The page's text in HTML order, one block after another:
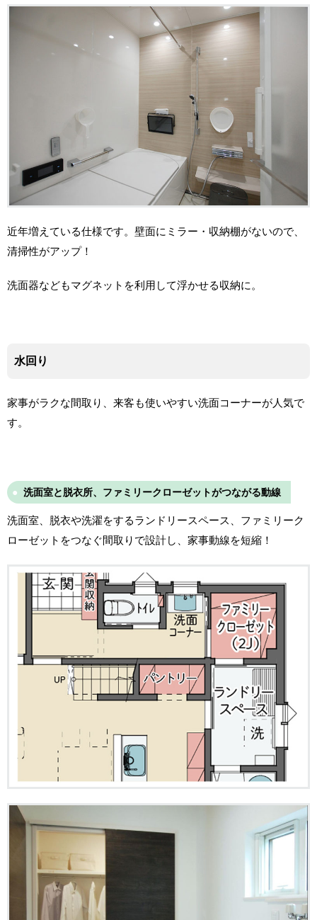
近年増えている仕様です。壁面にミラー・収納棚がないので、
清掃性がアップ！
洗面器などもマグネットを利用して浮かせる収納に。
水回り
家事がラクな間取り、来客も使いやすい洗面コーナーが人気で
す。
洗面室と脱衣所、ファミリークローゼットがつながる動線
洗面室、脱衣や洗濯をするランドリースペース、ファミリーク
ローゼットをつなぐ間取りで設計し、家事動線を短縮！